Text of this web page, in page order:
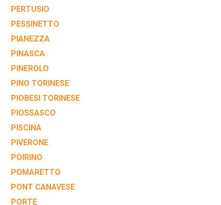
PERTUSIO
PESSINETTO
PIANEZZA
PINASCA
PINEROLO
PINO TORINESE
PIOBESI TORINESE
PIOSSASCO
PISCINA
PIVERONE
POIRINO
POMARETTO
PONT CANAVESE
PORTE